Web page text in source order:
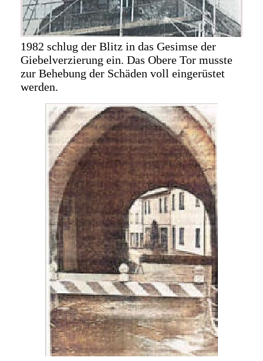
1982 schlug der Blitz in das Gesimse der
Giebelverzierung ein. Das Obere Tor musste
zur Behebung der Schäden voll eingerüstet
werden.